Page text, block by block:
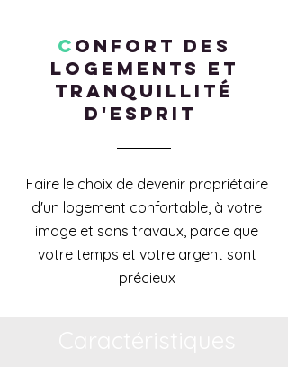
C onfort des
logements et
tranquillité
d'esprit
Faire le choix de devenir propriétaire
d'un logement confortable, à votre
image et sans travaux, parce que
votre temps et votre argent sont
précieux